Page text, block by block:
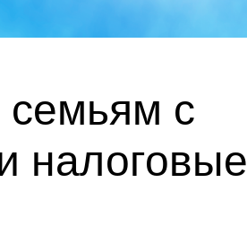
с
налоговые